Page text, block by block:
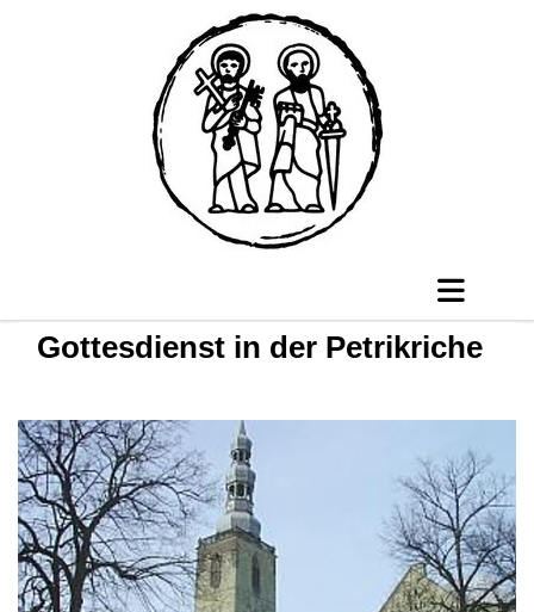
Gottesdienst in der Petrikriche